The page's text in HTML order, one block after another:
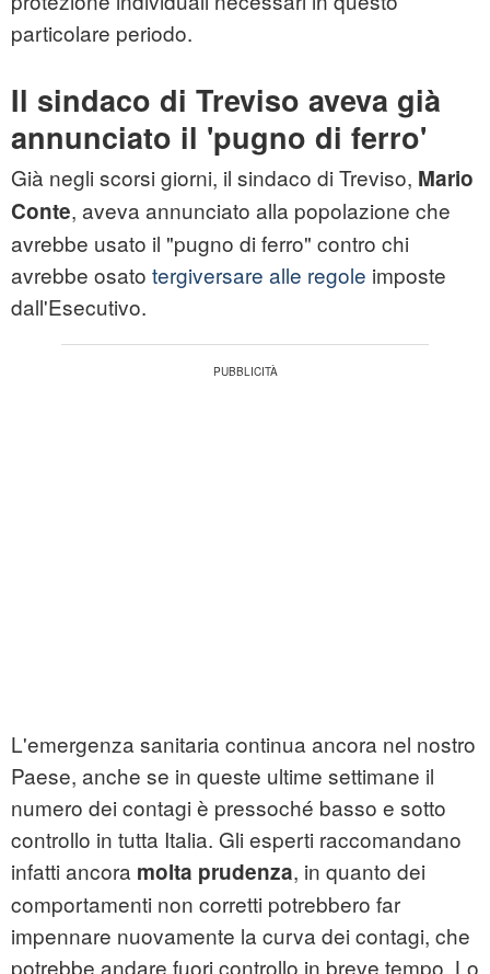
particolare periodo.
Il sindaco di Treviso aveva già
annunciato il 'pugno di ferro'
Già negli scorsi giorni, il sindaco di Treviso, Mario
Conte, aveva annunciato alla popolazione che
avrebbe usato il "pugno di ferro" contro chi
avrebbe osato tergiversare alle regole imposte
dall'Esecutivo.
L'emergenza sanitaria continua ancora nel nostro
Paese, anche se in queste ultime settimane il
numero dei contagi è pressoché basso e sotto
controllo in tutta Italia. Gli esperti raccomandano
infatti ancora molta prudenza, in quanto dei
comportamenti non corretti potrebbero far
impennare nuovamente la curva dei contagi, che
potrebbe andare fuori controllo in breve tempo. Lo